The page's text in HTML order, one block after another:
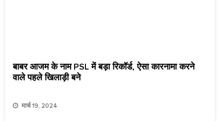
बाबर आजम के नाम PSL में बड़ा रिकॉर्ड, ऐसा कारनामा करने
वाले पहले खिलाड़ी बने
मार्च 19, 2024